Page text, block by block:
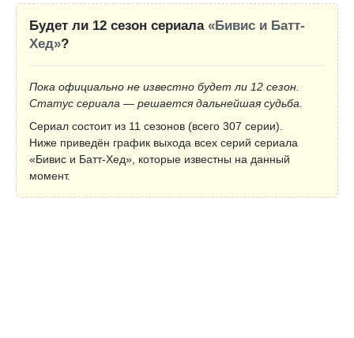
Будет ли 12 сезон сериала «Бивис и Батт-
Хед»?
Пока официально не известно будет ли 12 сезон.
Статус сериала — решается дальнейшая судьба.
Сериал состоит из 11 сезонов (всего 307 серии).
Ниже приведён график выхода всех серий сериала
«Бивис и Батт-Хед», которые известны на данный
момент.